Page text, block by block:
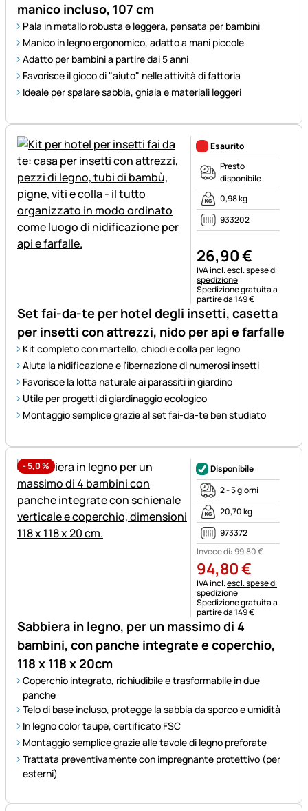
manico incluso, 107 cm
Pala in metallo robusta e leggera, pensata per bambini
Manico in legno ergonomico, adatto a mani piccole
Adatto per bambini a partire dai 5 anni
Favorisce il gioco di "aiuto" nelle attività di fattoria
Ideale per spalare sabbia, ghiaia e materiali leggeri
Set fai-da-te per hotel degli insetti, casetta
per insetti con attrezzi, nido per api e farfalle
Kit completo con martello, chiodi e colla per legno
Aiuta la nidificazione e l'ibernazione di numerosi insetti
Favorisce la lotta naturale ai parassiti in giardino
Utile per progetti di giardinaggio ecologico
Montaggio semplice grazie al set fai-da-te ben studiato
Esaurito
Presto
disponibile
0,98 kg
933202
26,90€
Informazioni fiscali:
IVA incl.escl. spese di
spedizione
Spedizione gratuita a
partire da 149 €
-5,0%
Sabbiera in legno, per un massimo di 4
bambini, con panche integrate e coperchio,
118 x 118 x 20cm
Coperchio integrato, richiudibile e trasformabile in due
panche
Telo di base incluso, protegge la sabbia da sporco e umidità
In legno color taupe, certificato FSC
Montaggio semplice grazie alle tavole di legno preforate
Trattata preventivamente con impregnante protettivo (per
esterni)
Disponibile
2 - 5 giorni
20,70 kg
973372
Invece di:99,80€
94,80€
Informazioni fiscali:
IVA incl.escl. spese di
spedizione
Spedizione gratuita a
partire da 149 €